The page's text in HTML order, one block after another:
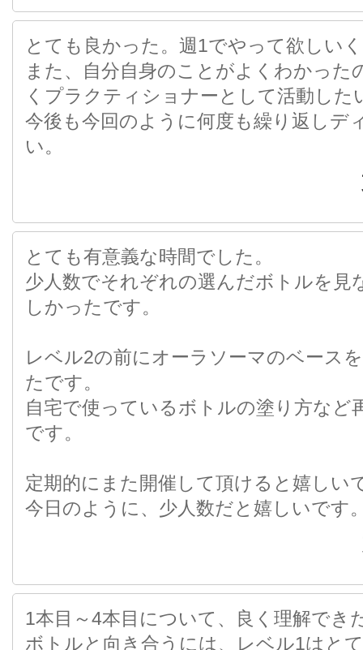
とても良かった。週1でやって欲しい
また、自分自身のことがよくわかった
くプラクティショナーとして活動した
今後も今回のように何度も繰り返しデ
い。
とても有意義な時間でした。
少人数でそれぞれの選んだボトルを見
しかったです。
レベル2の前にオーラソーマのベース
たです。
自宅で使っているボトルの塗り方など
です。
定期的にまた開催して頂けると嬉しい
今日のように、少人数だと嬉しいです
1本目～4本目について、良く理解でき
ボトルと向き合うには、レベル1はと